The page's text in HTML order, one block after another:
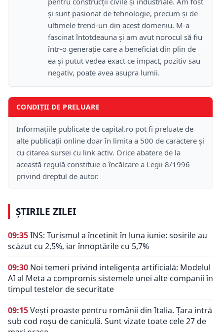
și sunt pasionat de tehnologie, precum și de
ultimele trend-uri din acest domeniu. M-a
fascinat întotdeauna și am avut norocul să fiu
într-o generație care a beneficiat din plin de
ea și putut vedea exact ce impact, pozitiv sau
negativ, poate avea asupra lumii.
CONDIȚII DE PRELUARE
Informațiile publicate de capital.ro pot fi preluate de
alte publicații online doar în limita a 500 de caractere și
cu citarea sursei cu link activ. Orice abatere de la
această regulă constituie o încălcare a Legii 8/1996
privind dreptul de autor.
ȘTIRILE ZILEI
09:35INS: Turismul a încetinit în luna iunie: sosirile au
scăzut cu 2,5%, iar înnoptările cu 5,7%
09:30 Noi temeri privind inteligența artificială: Modelul
AI al Meta a compromis sistemele unei alte companii în
timpul testelor de securitate
09:15Vești proaste pentru românii din Italia. Țara intră
sub cod roșu de caniculă. Sunt vizate toate cele 27 de